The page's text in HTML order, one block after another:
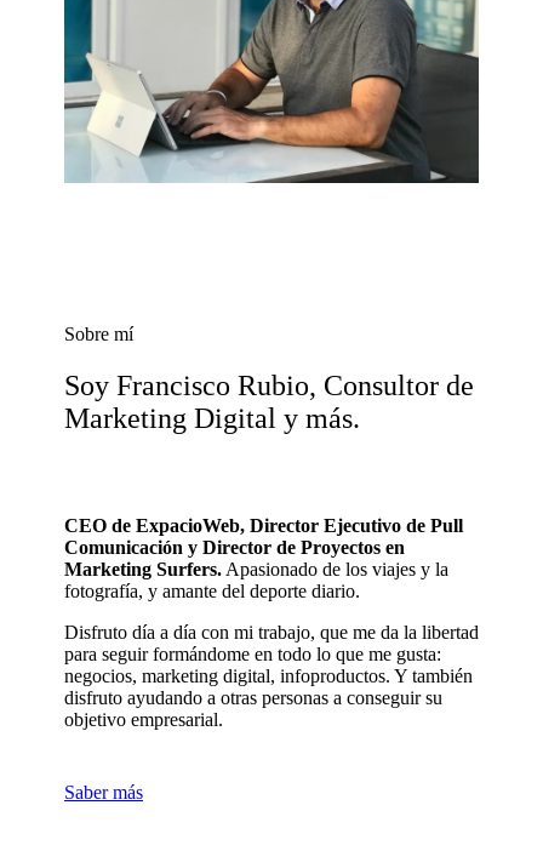
Sobre mí
Soy Francisco Rubio, Consultor de
Marketing Digital y más.
CEO de ExpacioWeb, Director Ejecutivo de Pull
Comunicación y Director de Proyectos en
Marketing Surfers. Apasionado de los viajes y la
fotografía, y amante del deporte diario.
Disfruto día a día con mi trabajo, que me da la libertad
para seguir formándome en todo lo que me gusta:
negocios, marketing digital, infoproductos. Y también
disfruto ayudando a otras personas a conseguir su
objetivo empresarial.
Saber más